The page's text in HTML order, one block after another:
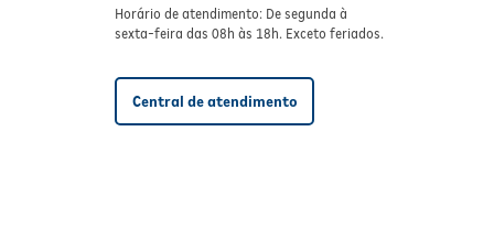
Horário de atendimento: De segunda à
sexta-feira das 08h às 18h. Exceto feriados.
Central de atendimento